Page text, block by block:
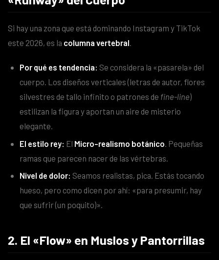
Si hay una zona que está dominando Instagram y TikTok
este 2026, es la columna vertebral
Por qué es tendencia: Se considera la «pasarela» del
cuerpo. Los diseños verticales (letras de autor, flores
silvestres de tallo infinito o patrones de fine-line)
estilizan la figura y aportan un aire de misterio
elegante.
El estilo rey: El Micro-realismo botánico . Pequeñas
ramas que parecen nacer de las vértebras.
Nivel de dolor: Seamos realistas, pica. Estás tocando
hueso, pero como dicen por ahí: «para presumir, hay
que sufrir (un poquito)».
2. El «Flow» en Muslos y Pantorrillas